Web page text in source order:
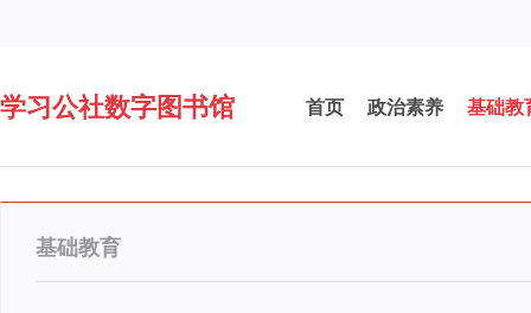
学习公社数字图书馆 首页 政治素养 基础教
基础教育